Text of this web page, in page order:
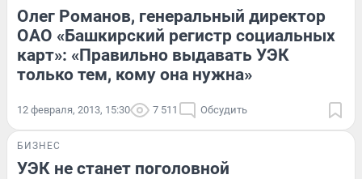
Олег Романов, генеральный директор
ОАО «Башкирский регистр социальных
карт»: «Правильно выдавать УЭК
только тем, кому она нужна»
12 февраля, 2013, 15:30 7 511 Обсудить
БИЗНЕС
УЭК не станет поголовной